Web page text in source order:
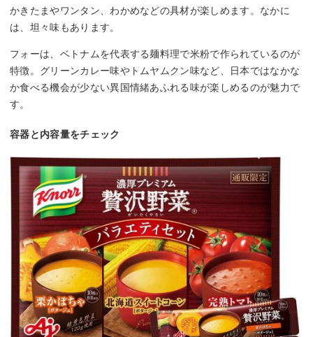
かきたまやワンタン、わかめなどの具材が楽しめます。なかに
は、坦々味もあります。
フォーは、ベトナムを代表する麺料理で米粉で作られているのが
特徴。グリーンカレー味やトムヤムクン味など、日本ではなかな
か食べる機会が少ない異国情緒あふれる味が楽しめるのが魅力で
す。
容器と内容量をチェック